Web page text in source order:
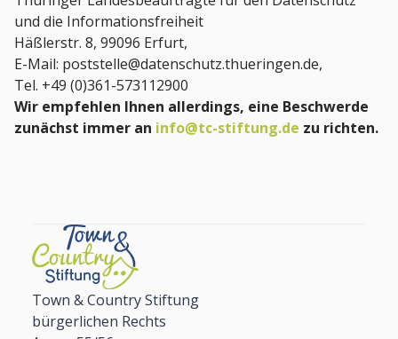
und die Informationsfreiheit
Häßlerstr. 8, 99096 Erfurt,
E-Mail: poststelle@datenschutz.thueringen.de,
Tel. +49 (0)361-573112900
Wir empfehlen Ihnen allerdings, eine Beschwerde
zunächst immer an info@tc-stiftung.de zu richten.
Town & Country Stiftung
bürgerlichen Rechts